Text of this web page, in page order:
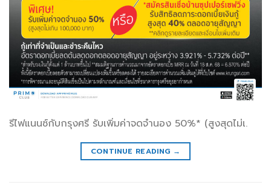
รีไฟแนนซ์กับกรุงศรี รับเพิ่มค่าจดจำนอง 50%* (สูงสุดไม่เ.
CONTINUE READING →